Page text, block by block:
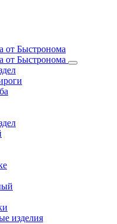
от Быстронома
от Быстронома
изделия